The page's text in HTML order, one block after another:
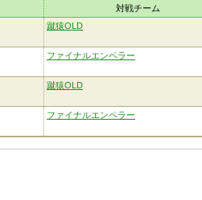
対戦チーム
蹴猿OLD
ファイナルエンペラー
蹴猿OLD
ファイナルエンペラー